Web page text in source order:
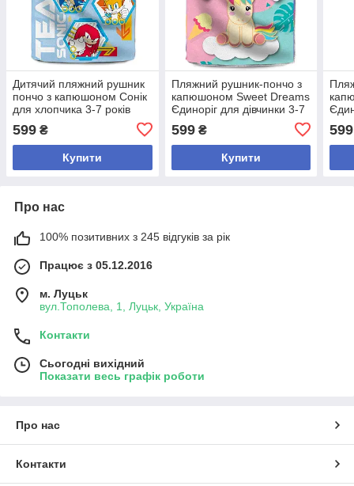
Дитячий пляжний рушник
пончо з капюшоном Сонік
для хлопчика 3-7 років
599 ₴
Купити
Пляжний рушник-пончо з
капюшоном Sweet Dreams
Єдиноріг для дівчинки 3-7
599₴
Купити
599
Про нас
100% позитивних з 245 відгуків за рік
Працює з 05.12.2016
м. Луцьк
вул.Тополева, 1, Луцьк, Україна
Контакти
Сьогодні вихідний
Показати весь графік роботи
Про нас
Контакти